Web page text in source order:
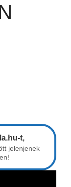
t,
jelenjenek